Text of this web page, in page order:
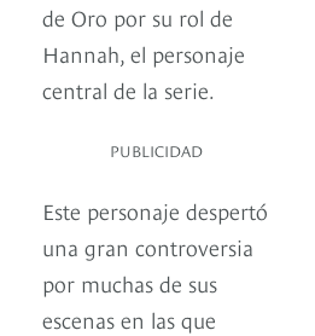
de Oro por su rol de
Hannah, el personaje
central de la serie.
PUBLICIDAD
Este personaje despertó
una gran controversia
por muchas de sus
escenas en las que